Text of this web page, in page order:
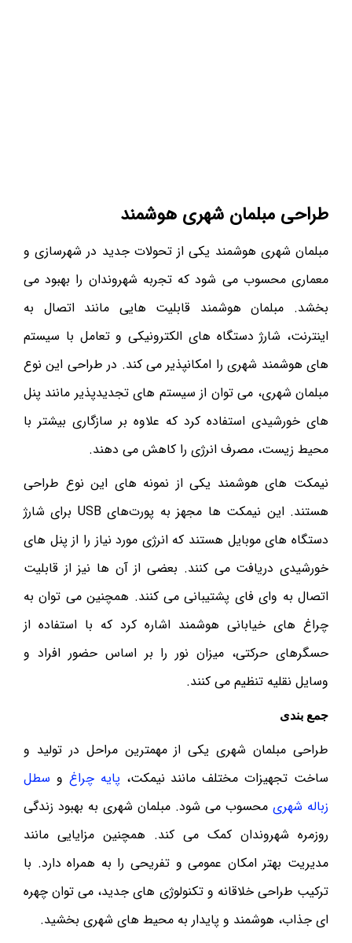
طراحی مبلمان شهری هوشمند
مبلمان شهری هوشمند یکی از تحولات جدید در شهرسازی و
معماری محسوب می شود که تجربه شهروندان را بهبود می
بخشد. مبلمان هوشمند قابلیت هایی مانند اتصال به
اینترنت، شارژ دستگاه های الکترونیکی و تعامل با سیستم
‌های هوشمند شهری را امکانپذیر می کند. در طراحی این نوع
مبلمان شهری، می توان از سیستم های تجدیدپذیر مانند پنل
‌های خورشیدی استفاده کرد که علاوه بر سازگاری بیشتر با
محیط زیست، مصرف انرژی را کاهش می دهند.
نیمکت های هوشمند یکی از نمونه های این نوع طراحی
هستند. این نیمکت ها مجهز به پورت‌های USB برای شارژ
دستگاه های موبایل هستند که انرژی مورد نیاز را از پنل های
خورشیدی دریافت می کنند. بعضی از آن ها نیز از قابلیت
اتصال به وای فای پشتیبانی می کنند. همچنین می توان به
چراغ ‌های خیابانی هوشمند اشاره کرد که با استفاده از
حسگرهای حرکتی، میزان نور را بر اساس حضور افراد و
وسایل نقلیه تنظیم می ‌کنند.
جمع بندی
طراحی مبلمان شهری یکی از مهمترین مراحل در تولید و
ساخت تجهیزات مختلف مانند نیمکت، پایه چراغ و سطل
زباله شهری محسوب می شود. مبلمان شهری به بهبود زندگی
روزمره شهروندان کمک می کند. همچنین مزایایی مانند
مدیریت بهتر امکان عمومی و تفریحی را به همراه دارد. با
ترکیب طراحی خلاقانه و تکنولوژی های جدید، می توان چهره
ای جذاب، هوشمند و پایدار به محیط های شهری بخشید.